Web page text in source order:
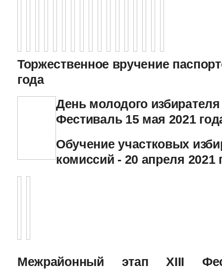
Торжественное вручение
года
День молодого
Фестиваль 15 мая 2021
Обучение участковых
комиссий - 20 апреля 2021
Межрайонный этап XIII